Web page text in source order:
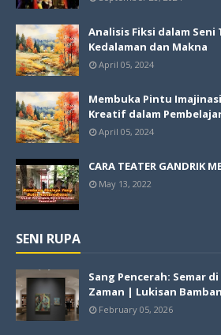
Analisis Fiksi dalam
Kedalaman dan Makna
April 05, 2024
Membuka Pintu
Kreatif dalam
April 05, 2024
CARA TEATER GANDRIK
May 13, 2022
SENI RUPA
Sang Pencerah: Semar
Zaman | Lukisan
February 05, 2026